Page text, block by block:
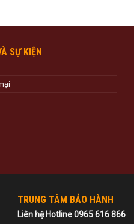
SỰ KIỆN
TRUNG TÂM BẢO HÀNH
Liên hệ Hotline 0965 616 866